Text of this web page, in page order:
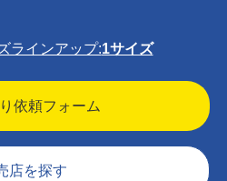
ラインアップ:1サイズ
依頼フォーム
店を探す